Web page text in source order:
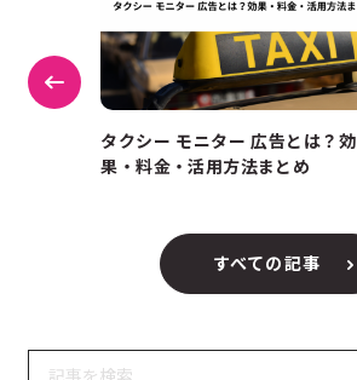
タクシー モニター 広告とは？効
果・料金・活用方法まとめ
すべての記事